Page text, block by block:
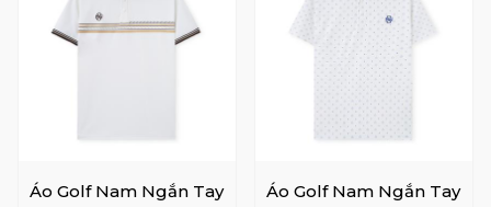
Áo Golf Nam Ngắn Tay
Áo Golf Nam Ngắn Tay